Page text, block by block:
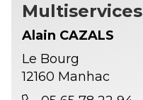
Multiservices
Alain CAZALS
Le Bourg
12160 Manhac